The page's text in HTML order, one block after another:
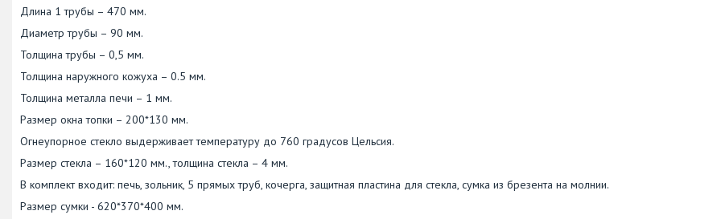
Длина 1 трубы – 470 мм.
Диаметр трубы – 90 мм.
Толщина трубы – 0,5 мм.
Толщина наружного кожуха – 0.5 мм.
Толщина металла печи – 1 мм.
Размер окна топки – 200*130 мм.
Огнеупорное стекло выдерживает температуру до 760 градусов Цельсия.
Размер стекла – 160*120 мм., толщина стекла – 4 мм.
В комплект входит: печь, зольник, 5 прямых труб, кочерга, защитная пластина для стекла, сумка из брезента на молнии.
Размер сумки - 620*370*400 мм.